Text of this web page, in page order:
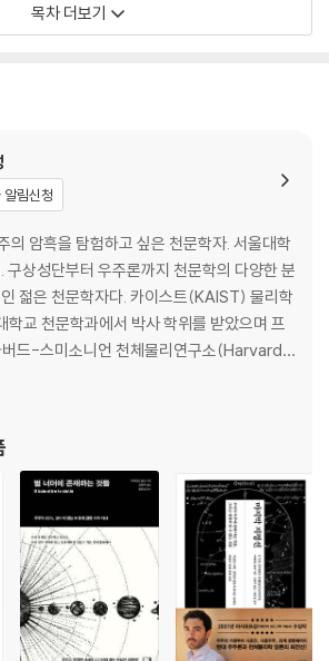
하는 보이지 않는 힘
탓이었다니!
대한 불가사의를 밝히다
주의 서사
기 위한 여러 시도
흑에너지
두려워하지 않는 마음으로
이유, 인간이라는 존재
고 미약한 존재의 위대함
는 찬란한 여정
목차 더보기
알림신청
의 암흑을 탐험하고 싶은 천문학자. 서울대학
구상성단부터 우주론까지 천문학의 다양한 분
젊은 천문학자다. 카이스트(KAIST) 물리학
학교 천문학과에서 박사 학위를 받았으며 프
드-스미소니언 천체물리연구소(Harvard-
for Astrophysics), 고등과학원, 한국천문
연구기관에서 연구원으로 활동하며 외부은
’